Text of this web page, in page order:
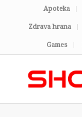
Apoteka
Zdrava hrana
Games